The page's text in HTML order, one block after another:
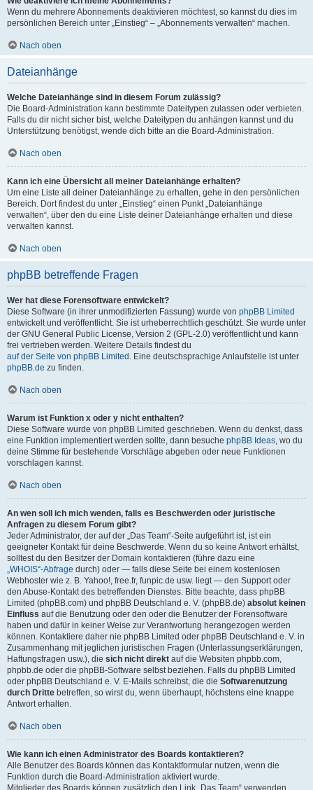
Wenn du mehrere Abonnements deaktivieren möchtest, so kannst du dies im
persönlichen Bereich unter „Einstieg“ – „Abonnements verwalten“ machen.
Nach oben
Dateianhänge
Welche Dateianhänge sind in diesem Forum zulässig?
Die Board-Administration kann bestimmte Dateitypen zulassen oder verbieten.
Falls du dir nicht sicher bist, welche Dateitypen du anhängen kannst und du
Unterstützung benötigst, wende dich bitte an die Board-Administration.
Nach oben
Kann ich eine Übersicht all meiner Dateianhänge erhalten?
Um eine Liste all deiner Dateianhänge zu erhalten, gehe in den persönlichen
Bereich. Dort findest du unter „Einstieg“ einen Punkt „Dateianhänge
verwalten“, über den du eine Liste deiner Dateianhänge erhalten und diese
verwalten kannst.
Nach oben
phpBB betreffende Fragen
Wer hat diese Forensoftware entwickelt?
Diese Software (in ihrer unmodifizierten Fassung) wurde von phpBB Limited
entwickelt und veröffentlicht. Sie ist urheberrechtlich geschützt. Sie wurde unter
der GNU General Public License, Version 2 (GPL-2.0) veröffentlicht und kann
frei vertrieben werden. Weitere Details findest du
auf der Seite von phpBB Limited . Eine deutschsprachige Anlaufstelle ist unter
phpBB.de zu finden.
Nach oben
Warum ist Funktion x oder y nicht enthalten?
Diese Software wurde von phpBB Limited geschrieben. Wenn du denkst, dass
eine Funktion implementiert werden sollte, dann besuche phpBB Ideas, wo du
deine Stimme für bestehende Vorschläge abgeben oder neue Funktionen
vorschlagen kannst.
Nach oben
An wen soll ich mich wenden, falls es Beschwerden oder juristische
Anfragen zu diesem Forum gibt?
Jeder Administrator, der auf der „Das Team“-Seite aufgeführt ist, ist ein
geeigneter Kontakt für deine Beschwerde. Wenn du so keine Antwort erhältst,
solltest du den Besitzer der Domain kontaktieren (führe dazu eine
„WHOIS“-Abfrage durch) oder — falls diese Seite bei einem kostenlosen
Webhoster wie z. B. Yahoo!, free.fr, funpic.de usw. liegt — den Support oder
den Abuse-Kontakt des betreffenden Dienstes. Bitte beachte, dass phpBB
Limited (phpBB.com) und phpBB Deutschland e. V. (phpBB.de) absolut keinen
Einfluss auf die Benutzung oder den oder die Benutzer der Forensoftware
haben und dafür in keiner Weise zur Verantwortung herangezogen werden
können. Kontaktiere daher nie phpBB Limited oder phpBB Deutschland e. V. in
Zusammenhang mit jeglichen juristischen Fragen (Unterlassungserklärungen,
Haftungsfragen usw.), die sich nicht direkt auf die Websiten phpbb.com,
phpbb.de oder die phpBB-Software selbst beziehen. Falls du phpBB Limited
oder phpBB Deutschland e. V. E-Mails schreibst, die die Softwarenutzung
durch Dritte betreffen, so wirst du, wenn überhaupt, höchstens eine knappe
Antwort erhalten.
Nach oben
Wie kann ich einen Administrator des Boards kontaktieren?
Alle Benutzer des Boards können das Kontaktformular nutzen, wenn die
Funktion durch die Board-Administration aktiviert wurde.
Mitglieder des Boards können zusätzlich den Link „Das Team“ verwenden.